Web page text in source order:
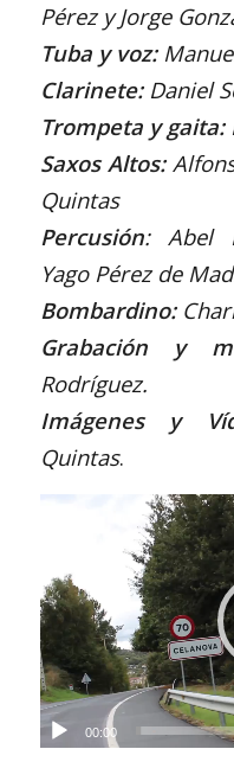
Pérez y Jorge
Tuba y voz:
Clarinete:Daniel
Trompeta y gaita:
Saxos Altos:
Quintas
Percusión: Abel
Yago Pérez de
Bombardino:
Grabación y
Rodríguez.
Imágenes y
Quintas.
00:00